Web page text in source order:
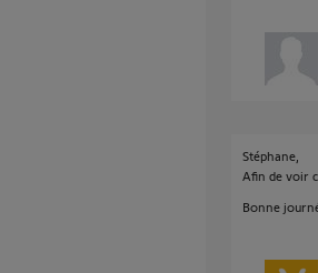
Stéphane,
Afin de voir
Bonne